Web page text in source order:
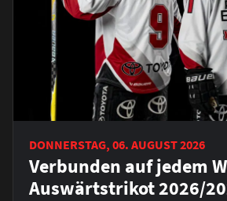
DONNERSTAG, 06. AUGUST 2026
Verbunden auf jedem
Auswärtstrikot 2026/